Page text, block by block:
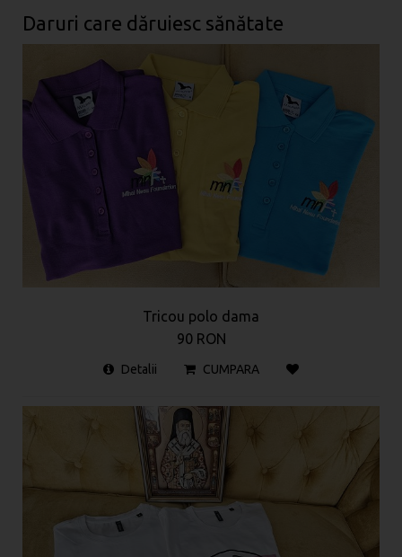
Daruri care dăruiesc sănătate
Tricou polo dama
90 RON
Detalii CUMPARA